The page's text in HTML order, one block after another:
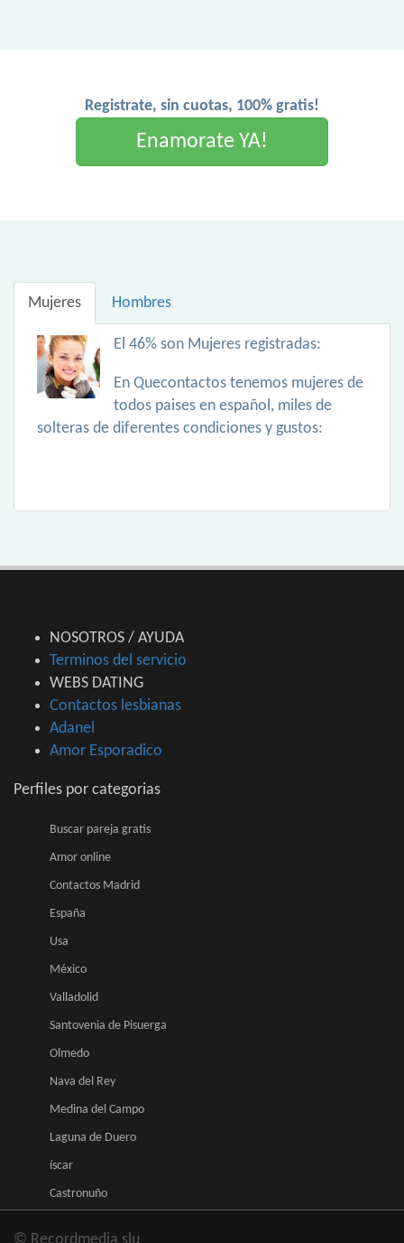
Registrate, sin cuotas, 100% gratis!
Enamorate YA!
Mujeres Hombres
El 46% son Mujeres registradas:
En Quecontactos tenemos mujeres de
todos paises en español, miles de
solteras de diferentes condiciones y gustos:
NOSOTROS / AYUDA
Terminos del servicio
WEBS DATING
Contactos lesbianas
Adanel
Amor Esporadico
Perfiles por categorias
Buscar pareja gratis
Amor online
Contactos Madrid
España
Usa
México
Valladolid
Santovenia de Pisuerga
Olmedo
Nava del Rey
Medina del Campo
Laguna de Duero
íscar
Castronuño